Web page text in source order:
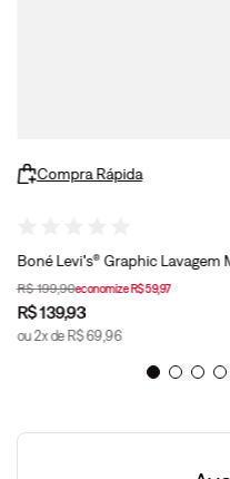
Compra Rápida
Boné Levi's® Graphic Lavagem
R$ 199,90economizeR$59,97
R$139,93
ou2x de R$69,96